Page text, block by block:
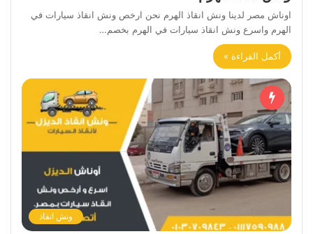
اوناش مصر لدينا ونش انقاذ الهرم نحن ارخص ونش انقاذ سيارات في
الهرم واسرع ونش انقاذ سيارات في الهرم بخصم…
أكمل القراءة »
ونش انقاذ